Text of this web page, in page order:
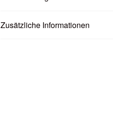
Zusätzliche Informationen